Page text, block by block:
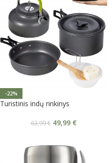
-22%
Turistinis indų rinkinys
63,99€ 49,99 €